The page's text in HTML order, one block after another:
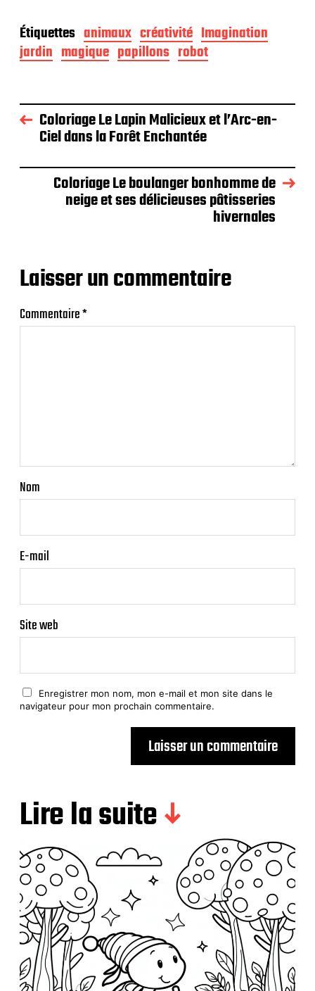
Étiquettes animaux créativité Imagination
jardin magique papillons robot
Coloriage Le Lapin Malicieux et l’Arc-en-
Ciel dans la Forêt Enchantée
Coloriage Le boulanger bonhomme de
neige et ses délicieuses pâtisseries
hivernales
Laisser un commentaire
Commentaire*
Nom
E-mail
Site web
Enregistrer mon nom, mon e-mail et mon site dans le
navigateur pour mon prochain commentaire.
Lire la suite